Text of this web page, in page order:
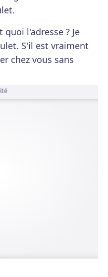
quoi l'adresse ? Je
S'il est vraiment
chez vous sans